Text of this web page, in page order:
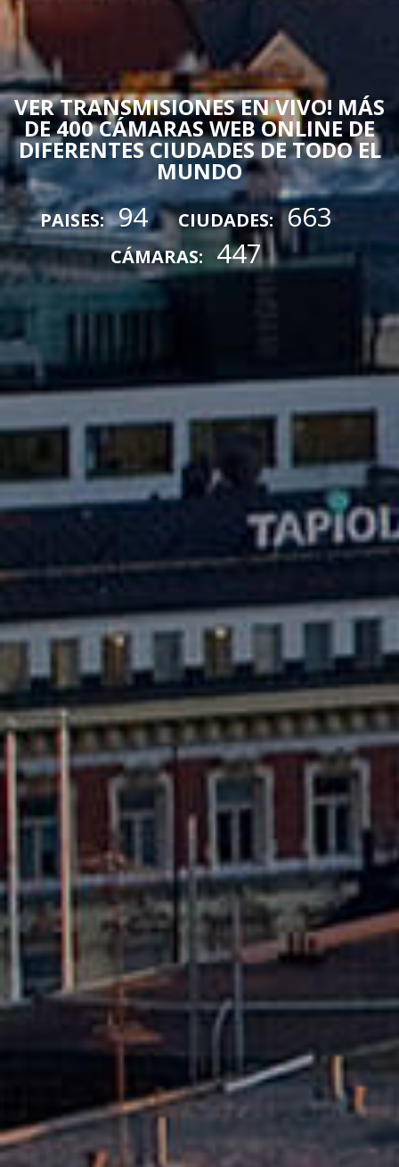
VER TRANSMISIONES EN VIVO! MÁS
DE 400 CÁMARAS WEB ONLINE DE
DIFERENTES CIUDADES DE TODO EL
MUNDO
PAISES: 94 CIUDADES: 663
CÁMARAS: 447